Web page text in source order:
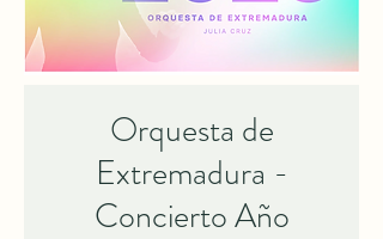
Orquesta de
Extremadura -
Concierto Año